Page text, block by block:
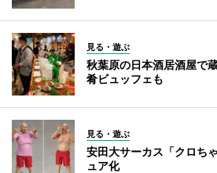
見る・遊ぶ
秋葉原の日本酒居酒屋で
肴ビュッフェも
見る・遊ぶ
安田大サーカス「クロち
ュア化